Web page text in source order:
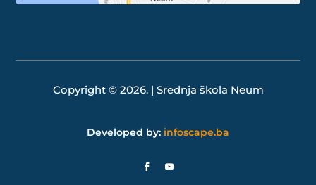
Copyright © 2026. | Srednja škola Neum
Developed by: infoscape.ba